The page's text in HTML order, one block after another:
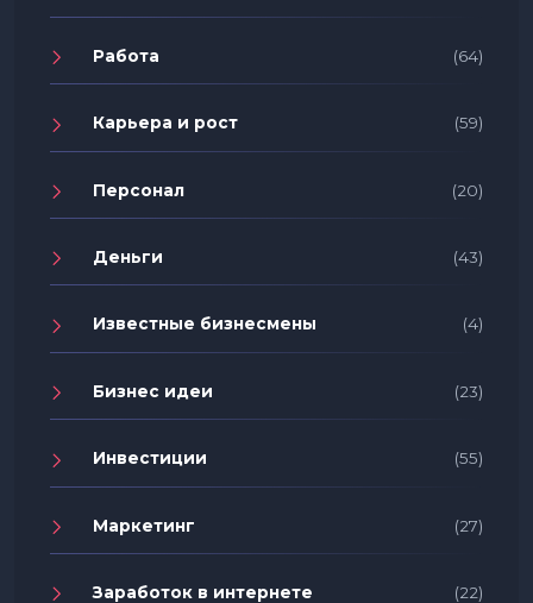
Работа (64)
Карьера и рост (59)
Персонал (20)
Деньги (43)
Известные бизнесмены (4)
Бизнес идеи (23)
Инвестиции (55)
Маркетинг (27)
Заработок в интернете (22)